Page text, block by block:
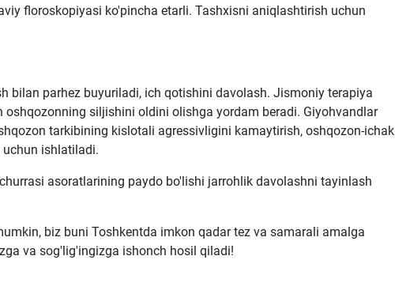
floroskopiyasi ko'pincha etarli. Tashxisni aniqlashtirish uchun
bilan parhez buyuriladi, ich qotishini davolash. Jismoniy terapiya
siljishini oldini olishga yordam beradi. Giyohvandlar
tarkibining kislotali agressivligini kamaytirish, oshqozon-ichak
ishlatiladi.
asoratlarining paydo bo'lishi jarrohlik davolashni tayinlash
biz buni Toshkentda imkon qadar tez va samarali amalga
va sog'lig'ingizga ishonch hosil qiladi!